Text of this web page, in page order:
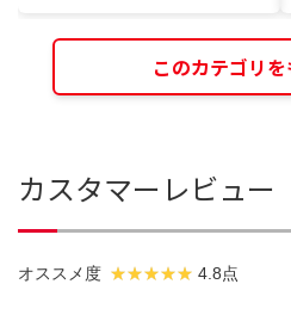
このカテゴリ
カスタマーレビュー
オススメ度 4.8点